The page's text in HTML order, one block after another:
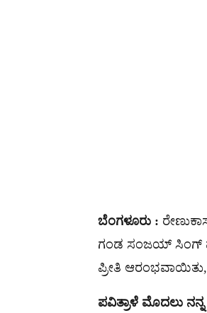
ಬೆಂಗಳೂರು :
ಗಂಡ ಸಂಜಯ್​ ಸಿಂಗ್​
ಪ್ರೀತಿ
ಪವಿತ್ರಾಳೆ ಮೊದಲು ನನ್ನ